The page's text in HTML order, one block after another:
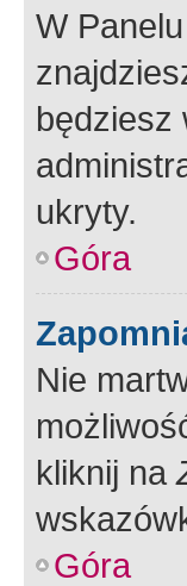
W
będziesz
ukryty.
Góra
Nie
kliknij na
Góra